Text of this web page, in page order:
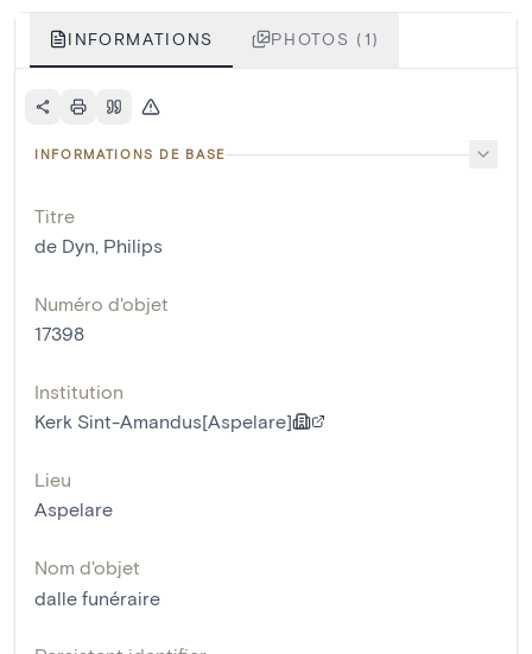
INFORMATIONS PHOTOS (1)
INFORMATIONS DE BASE
Titre
de Dyn, Philips
Numéro d'objet
17398
Institution
Kerk Sint-Amandus[Aspelare]
Lieu
Aspelare
Nom d'objet
dalle funéraire